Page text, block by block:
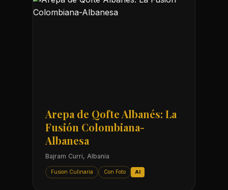
Arepa de Qofte Albanés: La
Fusión Colombiana-
Albanesa
Bajram Curri, Albania
Fusion Culinaria Con Foto AI